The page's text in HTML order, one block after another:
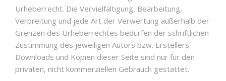
Urheberrecht. Die Vervielfältigung, Bearbeitung,
Verbreitung und jede Art der Verwertung außerhalb der
Grenzen des Urheberrechtes bedürfen der schriftlichen
Zustimmung des jeweiligen Autors bzw. Erstellers.
Downloads und Kopien dieser Seite sind nur für den
privaten, nicht kommerziellen Gebrauch gestattet.